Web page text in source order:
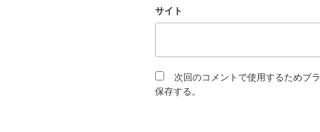
サイト
次回のコメントで使用するためブ
保存する。